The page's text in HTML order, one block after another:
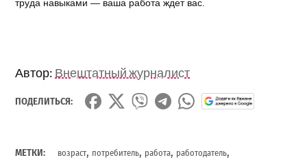
труда навыками — ваша работа ждет вас.
Автор: Внештатный журналист
ПОДЕЛИТЬСЯ:
МЕТКИ: возраст, потребитель, работа, работодатель,